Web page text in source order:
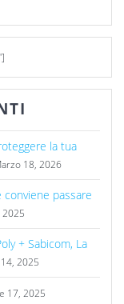
la tua
18, 2026
passare
+ Sabicom, La
2025
17, 2025